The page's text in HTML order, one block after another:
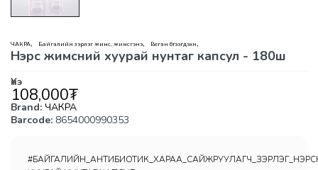
ЧАКРА, Байгалийн зэрлэг жимс, жимсгэнэ, Веган бүтээгдэхүүн,
Нэрс жимсний хуурай нунтаг капсул - 180ш
Үнэ
108,000₮
Brand: ЧАКРА
Barcode: 8654000990353